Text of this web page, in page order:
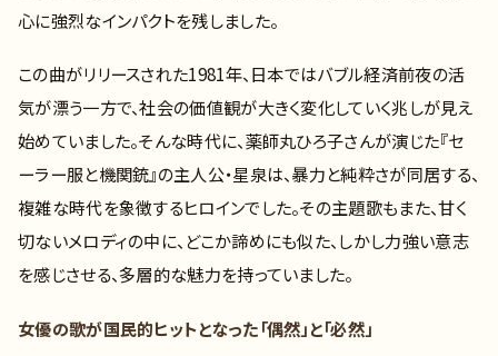
心に強烈なインパクトを残しました。
この曲がリリースされた1981年、日本ではバブル経済前夜の活
気が漂う一方で、社会の価値観が大きく変化していく兆しが見え
始めていました。そんな時代に、薬師丸ひろ子さんが演じた『セ
ーラー服と機関銃』の主人公・星泉は、暴力と純粋さが同居する、
複雑な時代を象徴するヒロインでした。その主題歌もまた、甘く
切ないメロディの中に、どこか諦めにも似た、しかし力強い意志
を感じさせる、多層的な魅力を持っていました。
女優の歌が国民的ヒットとなった「偶然」と「必然」